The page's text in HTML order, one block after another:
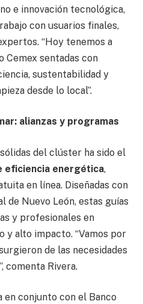
e innovación tecnológica,
con usuarios finales,
“Hoy tenemos a
Cemex sentadas con
sustentabilidad y
desde lo local”.
alianzas y programas
del clúster ha sido el
eficiencia energética,
en línea. Diseñadas con
de Nuevo León, estas guías
y profesionales en
y alto impacto. “Vamos por
de las necesidades
comenta Rivera.
conjunto con el Banco